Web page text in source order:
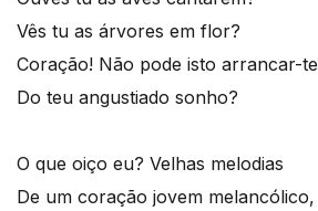
Vês tu as árvores em flor?
Coração! Não pode isto arrancar-te
Do teu angustiado sonho?
O que oiço eu? Velhas melodias
De um coração jovem melancólico,